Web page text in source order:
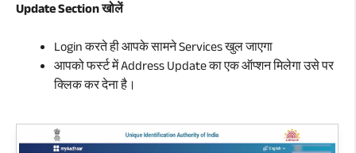
Update Section खोलें
Login करते ही आपके सामने Services खुल जाएगा
आपको फर्स्ट में Address Update का एक ऑप्शन मिलेगा उसे पर
क्लिक कर देना है।